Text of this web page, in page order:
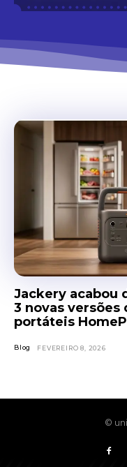
Jackery acabou
3 novas versões
portáteis
Blog FEVEREIRO 8, 2026
©